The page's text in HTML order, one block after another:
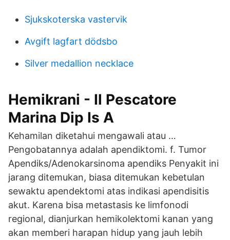
Sjukskoterska vastervik
Avgift lagfart dödsbo
Silver medallion necklace
Hemikrani - Il Pescatore
Marina Dip Is A
Kehamilan diketahui mengawali atau …
Pengobatannya adalah apendiktomi. f. Tumor
Apendiks/Adenokarsinoma apendiks Penyakit ini
jarang ditemukan, biasa ditemukan kebetulan
sewaktu apendektomi atas indikasi apendisitis
akut. Karena bisa metastasis ke limfonodi
regional, dianjurkan hemikolektomi kanan yang
akan memberi harapan hidup yang jauh lebih